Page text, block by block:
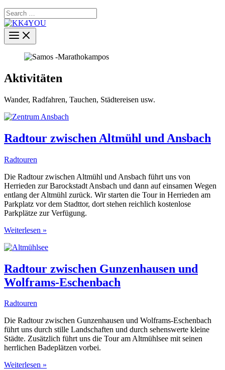
Search
…
Aktivitäten
Wander, Radfahren, Tauchen, Städtereisen usw.
Radtour zwischen Altmühl und Ansbach
Radtouren
Die Radtour zwischen Altmühl und Ansbach führt uns von
Herrieden zur Barockstadt Ansbach und dann auf einsamen Wegen
entlang der Altmühl zurück. Wir starten die Tour in Herrieden am
Parkplatz vor dem Stadttor, dort stehen reichlich kostenlose
Parkplätze zur Verfügung.
Radtour
Altmühl
Ansbach
Weiterlesen »
Radtour zwischen Gunzenhausen und
Wolframs-Eschenbach
Radtouren
Die Radtour zwischen Gunzenhausen und Wolframs-Eschenbach
führt uns durch stille Landschaften und durch sehenswerte kleine
Städte. Zusätzlich führt uns die Tour am Altmühlsee mit seinen
herrlichen Badeplätzen vorbei.
Radtour
Weiterlesen »